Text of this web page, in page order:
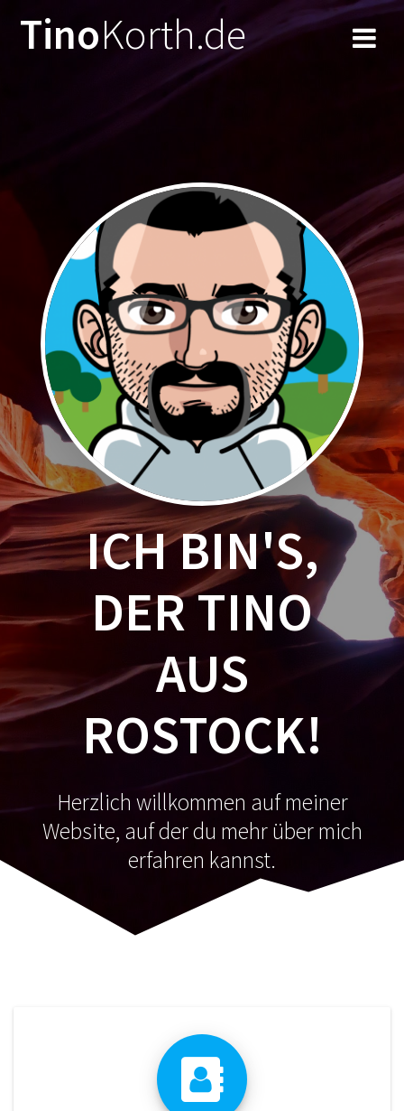
TinoKorth.de
ICH BIN'S,
DER TINO
AUS
ROSTOCK!
Herzlich willkommen auf meiner
Website, auf der du mehr über mich
erfahren kannst.